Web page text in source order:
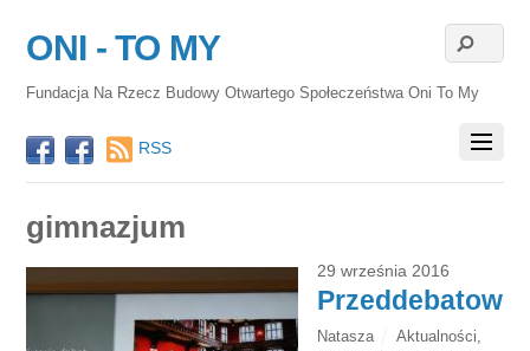
ONI - TO MY
Fundacja Na Rzecz Budowy Otwartego Społeczeństwa Oni To My
RSS
gimnazjum
29 września 2016
Przeddebatowo
Natasza Aktualności,